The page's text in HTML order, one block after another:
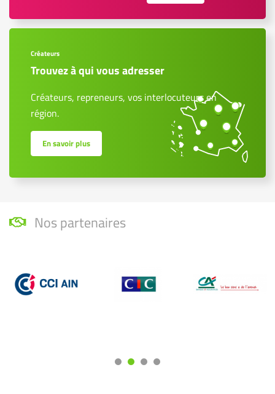
Créateurs
Trouvez à qui vous adresser
Créateurs, repreneurs, vos interlocuteurs en
région.
En savoir plus
Nos partenaires